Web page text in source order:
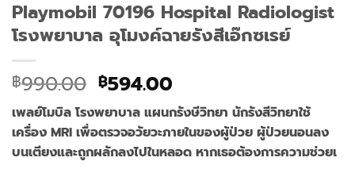
Playmobil 70196 Hospital Radiologist
โรงพยาบาล อุโมงค์ฉายรังสีเอ๊กซเรย์
฿990.00 Original
price
was:
฿990.00.
฿594.00
price
is:
฿594.00.
เพลย์โมบิล โรงพยาบาล แผนกรังษีวิทยา นักรังสีวิทยาใช้
เครื่อง MRI เพื่อตรวจอวัยวะภายในของผู้ป่วย ผู้ป่วยนอนลง
บนเตียงและถูกผลักลงไปในหลอด หากเธอต้องการความช่วยเ